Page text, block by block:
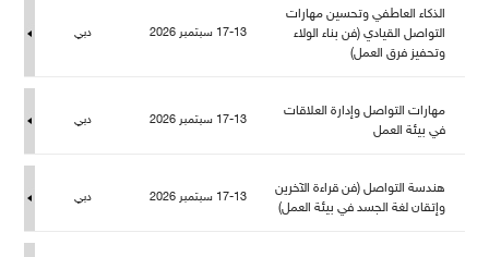
الذكاء العاطفي وتحسين مهارات
التواصل القيادي (فن بناء الولاء
وتحفيز فرق العمل)
17-13 سبتمبر 2026 دبي
هارات التواصل وإدارة العلاقات
في بيئة الع
17-13 سبتمبر 2026 دبي
هندسة التواصل (فن قراءة الآخرين
وإتقان لغة الجسد في بيئة العمل)
17-13 سبتمبر 2026 دبي